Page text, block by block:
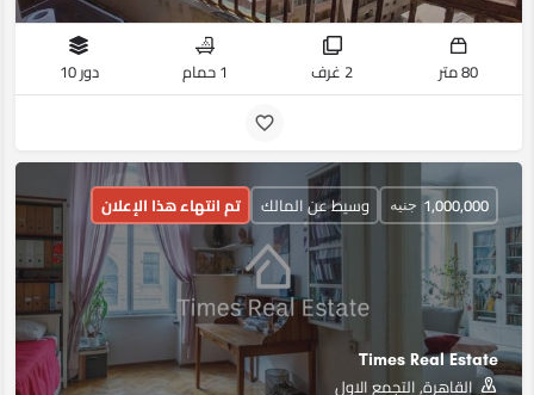
80 متر 2 غرف 1 حمام دور 10
Times Real Estate
القاهرة, التجمع الاول
1,000,000 جنيه وسيط عن المالك تم انتهاء هذا الإعلان